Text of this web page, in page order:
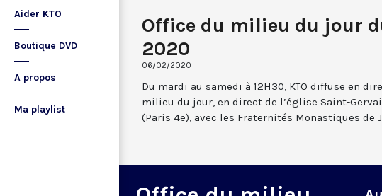
Aider KTO
Boutique DVD
A propos
Ma playlist
Office du milieu du jour
2020
06/02/2020
Du mardi au samedi à 12H30, KTO diffuse en
milieu du jour, en direct de l’église Saint-
(Paris 4e), avec les Fraternités Monastiques de